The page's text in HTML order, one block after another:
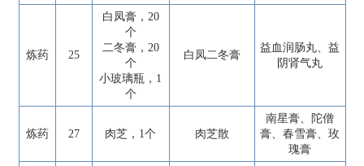
炼药 25
白凤膏，20
个
二冬膏，20
个
小玻璃瓶，1
个
白凤二冬膏
益血润肠丸、益
阴肾气丸
炼药 27 肉芝，1个 肉芝散
南星膏、陀僧
膏、春雪膏、玫
瑰膏